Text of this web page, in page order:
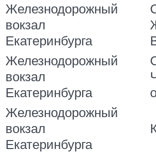
Железнодорожный
вокзал
Екатеринбурга
Железнодорожный
вокзал
Екатеринбурга
Железнодорожный
вокзал
Екатеринбурга